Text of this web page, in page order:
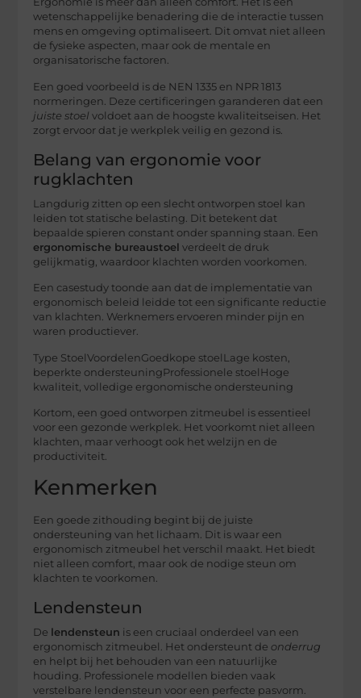
wetenschappelijke benadering die de interactie tussen
mens en omgeving optimaliseert. Dit omvat niet alleen
de fysieke aspecten, maar ook de mentale en
organisatorische factoren.
Een goed voorbeeld is de NEN 1335 en NPR 1813
normeringen. Deze certificeringen garanderen dat een
juiste stoel voldoet aan de hoogste kwaliteitseisen. Het
zorgt ervoor dat je werkplek veilig en gezond is.
Belang van ergonomie voor
rugklachten
Langdurig zitten op een slecht ontworpen stoel kan
leiden tot statische belasting. Dit betekent dat
bepaalde spieren constant onder spanning staan. Een
ergonomische bureaustoel verdeelt de druk
gelijkmatig, waardoor klachten worden voorkomen.
Een casestudy toonde aan dat de implementatie van
ergonomisch beleid leidde tot een significante reductie
van klachten. Werknemers ervoeren minder pijn en
waren productiever.
Type StoelVoordelenGoedkope stoelLage kosten,
beperkte ondersteuningProfessionele stoelHoge
kwaliteit, volledige ergonomische ondersteuning
Kortom, een goed ontworpen zitmeubel is essentieel
voor een gezonde werkplek. Het voorkomt niet alleen
klachten, maar verhoogt ook het welzijn en de
productiviteit.
Kenmerken
Een goede zithouding begint bij de juiste
ondersteuning van het lichaam. Dit is waar een
ergonomisch zitmeubel het verschil maakt. Het biedt
niet alleen comfort, maar ook de nodige steun om
klachten te voorkomen.
Lendensteun
De lendensteun is een cruciaal onderdeel van een
ergonomisch zitmeubel. Het ondersteunt de onderrug
en helpt bij het behouden van een natuurlijke
houding. Professionele modellen bieden vaak
verstelbare lendensteun voor een perfecte pasvorm.